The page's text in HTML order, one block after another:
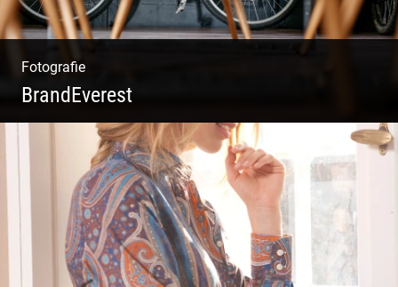
Fotografie
BrandEverest
Kommunikationsfotografie | Branding mit
Bildwelten | Markenerlebnisse | Corporate
Design